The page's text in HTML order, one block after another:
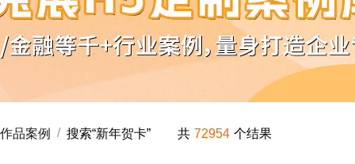
作品案例 / 搜索“新年贺卡” 共 72954 个结果